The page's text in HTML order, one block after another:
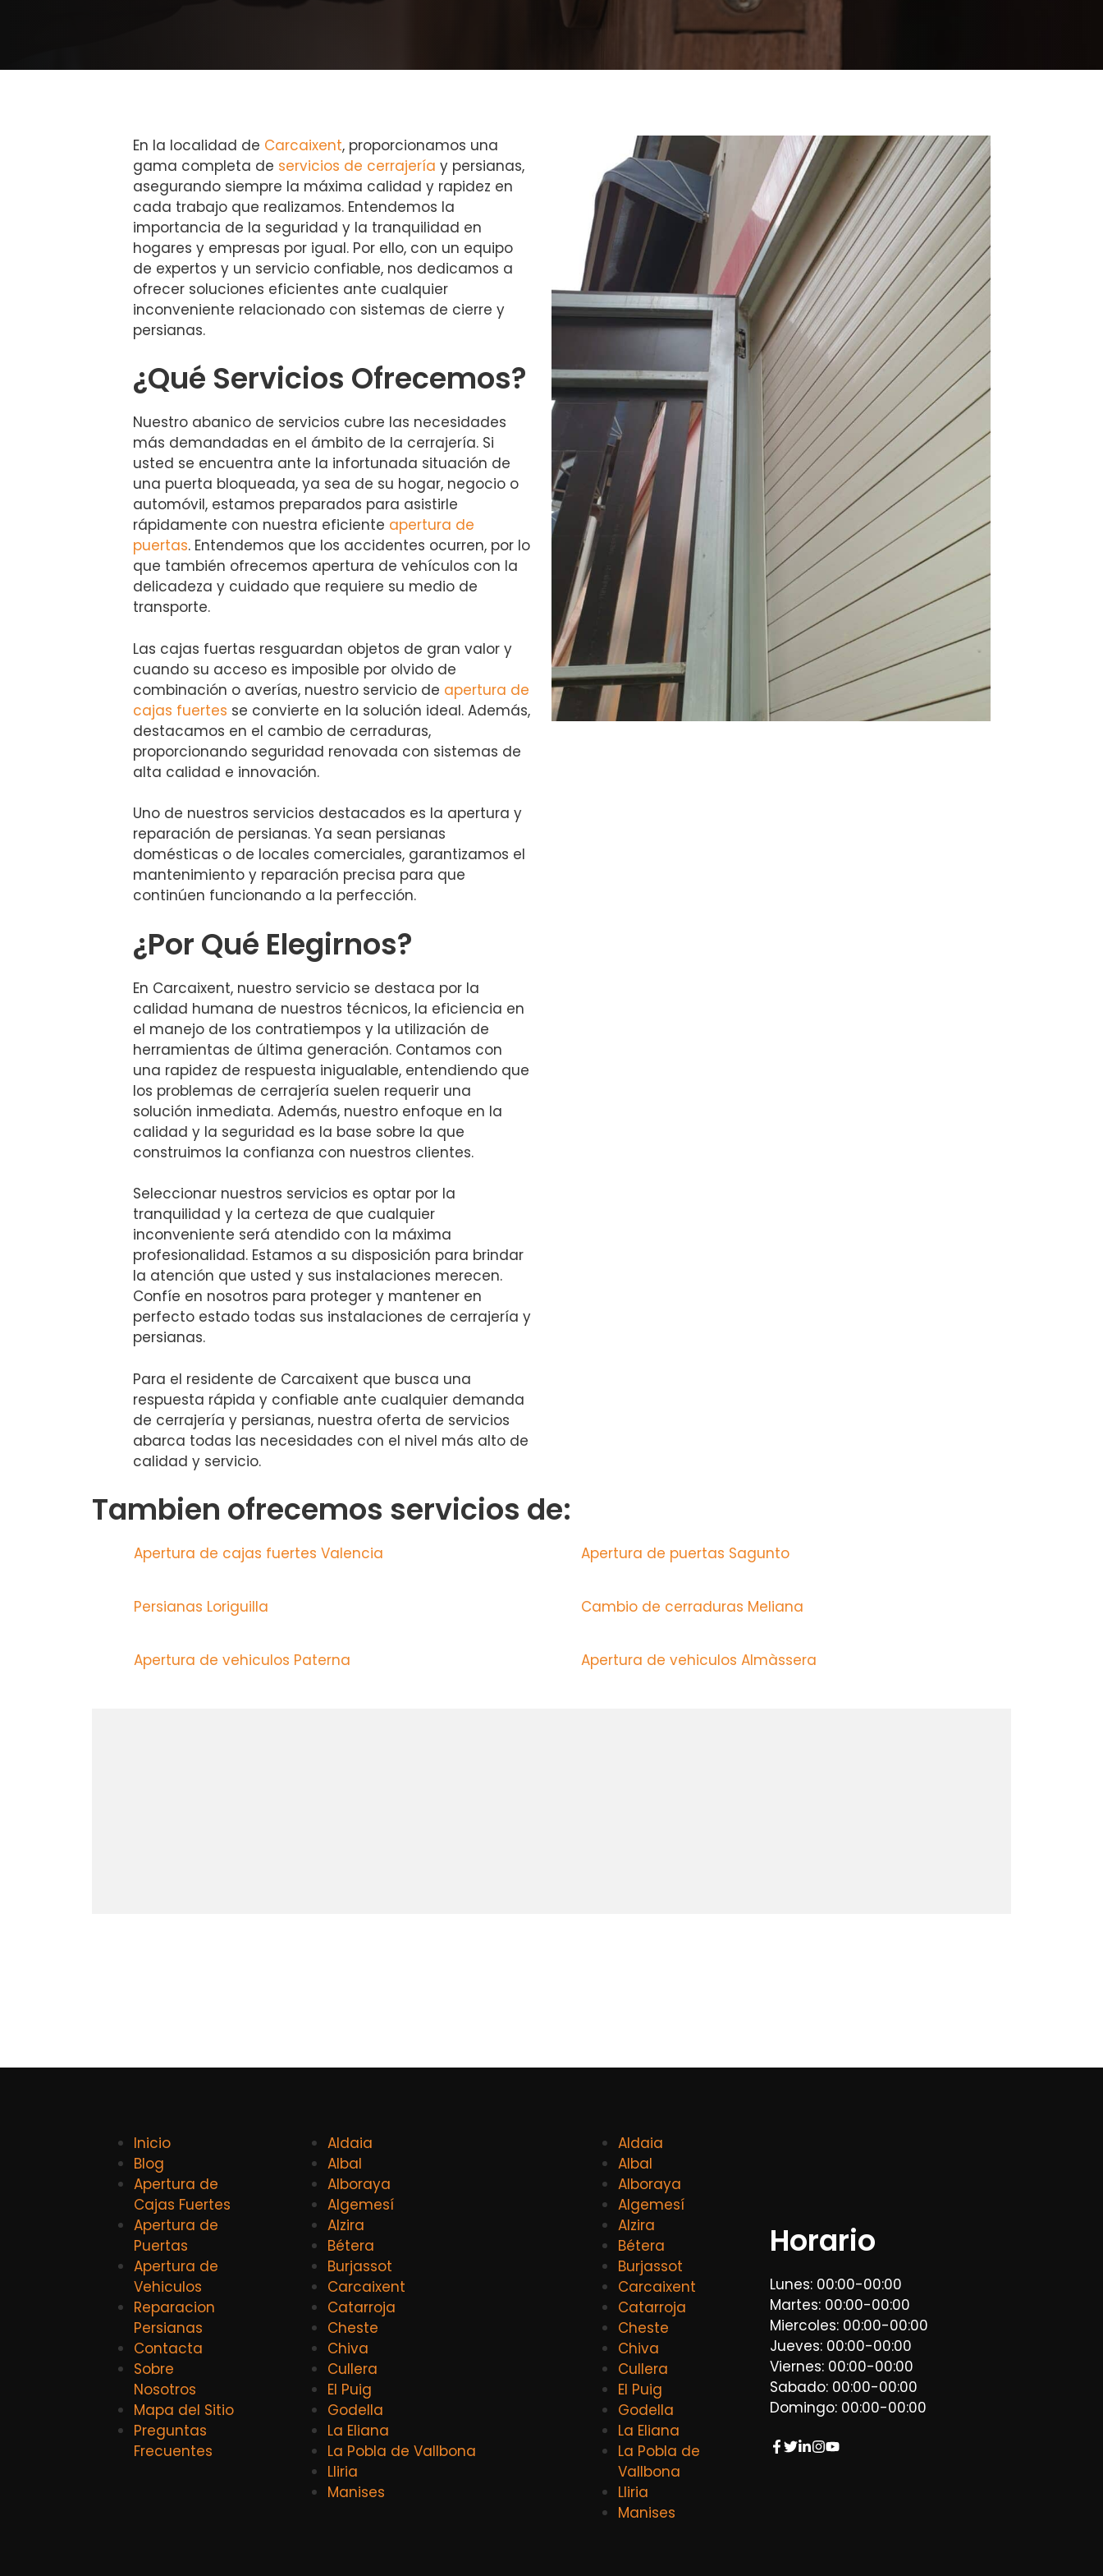
En la localidad de Carcaixent, proporcionamos una
gama completa de servicios de cerrajería y persianas,
asegurando siempre la máxima calidad y rapidez en
cada trabajo que realizamos. Entendemos la
importancia de la seguridad y la tranquilidad en
hogares y empresas por igual. Por ello, con un equipo
de expertos y un servicio confiable, nos dedicamos a
ofrecer soluciones eficientes ante cualquier
inconveniente relacionado con sistemas de cierre y
persianas.
¿Qué Servicios Ofrecemos?
Nuestro abanico de servicios cubre las necesidades
más demandadas en el ámbito de la cerrajería. Si
usted se encuentra ante la infortunada situación de
una puerta bloqueada, ya sea de su hogar, negocio o
automóvil, estamos preparados para asistirle
rápidamente con nuestra eficiente apertura de
puertas. Entendemos que los accidentes ocurren, por lo
que también ofrecemos apertura de vehículos con la
delicadeza y cuidado que requiere su medio de
transporte.
Las cajas fuertas resguardan objetos de gran valor y
cuando su acceso es imposible por olvido de
combinación o averías, nuestro servicio de apertura de
cajas fuertes se convierte en la solución ideal. Además,
destacamos en el cambio de cerraduras,
proporcionando seguridad renovada con sistemas de
alta calidad e innovación.
Uno de nuestros servicios destacados es la apertura y
reparación de persianas. Ya sean persianas
domésticas o de locales comerciales, garantizamos el
mantenimiento y reparación precisa para que
continúen funcionando a la perfección.
¿Por Qué Elegirnos?
En Carcaixent, nuestro servicio se destaca por la
calidad humana de nuestros técnicos, la eficiencia en
el manejo de los contratiempos y la utilización de
herramientas de última generación. Contamos con
una rapidez de respuesta inigualable, entendiendo que
los problemas de cerrajería suelen requerir una
solución inmediata. Además, nuestro enfoque en la
calidad y la seguridad es la base sobre la que
construimos la confianza con nuestros clientes.
Seleccionar nuestros servicios es optar por la
tranquilidad y la certeza de que cualquier
inconveniente será atendido con la máxima
profesionalidad. Estamos a su disposición para brindar
la atención que usted y sus instalaciones merecen.
Confíe en nosotros para proteger y mantener en
perfecto estado todas sus instalaciones de cerrajería y
persianas.
Para el residente de Carcaixent que busca una
respuesta rápida y confiable ante cualquier demanda
de cerrajería y persianas, nuestra oferta de servicios
abarca todas las necesidades con el nivel más alto de
calidad y servicio.
Tambien ofrecemos servicios de:
Apertura de cajas fuertes Valencia Apertura de puertas Sagunto
Persianas Loriguilla Cambio de cerraduras Meliana
Apertura de vehiculos Paterna Apertura de vehiculos Almàssera
Inicio
Blog
Apertura de
Cajas Fuertes
Apertura de
Puertas
Apertura de
Vehiculos
Reparacion
Persianas
Contacta
Sobre
Nosotros
Mapa del Sitio
Preguntas
Frecuentes
Aldaia
Albal
Alboraya
Algemesí
Alzira
Bétera
Burjassot
Carcaixent
Catarroja
Cheste
Chiva
Cullera
El Puig
Godella
La Eliana
La Pobla de Vallbona
Lliria
Manises
Aldaia
Albal
Alboraya
Algemesí
Alzira
Bétera
Burjassot
Carcaixent
Catarroja
Cheste
Chiva
Cullera
El Puig
Godella
La Eliana
La Pobla de
Vallbona
Lliria
Manises
Horario
Lunes: 00:00-00:00
Martes: 00:00-00:00
Miercoles: 00:00-00:00
Jueves: 00:00-00:00
Viernes: 00:00-00:00
Sabado: 00:00-00:00
Domingo: 00:00-00:00